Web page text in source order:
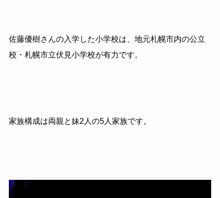
佐藤優樹さんの入学した小学校は、地元札幌市内の公立
校・札幌市立伏見小学校が有力です。
家族構成は両親と妹2人の5人家族です。